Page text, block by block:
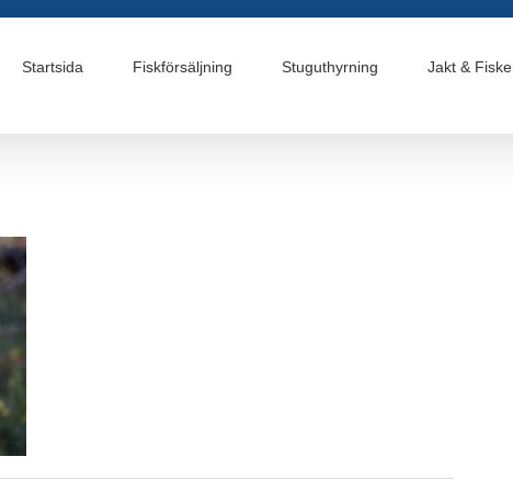
Startsida Fiskförsäljning Stuguthyrning Jakt & Fiske